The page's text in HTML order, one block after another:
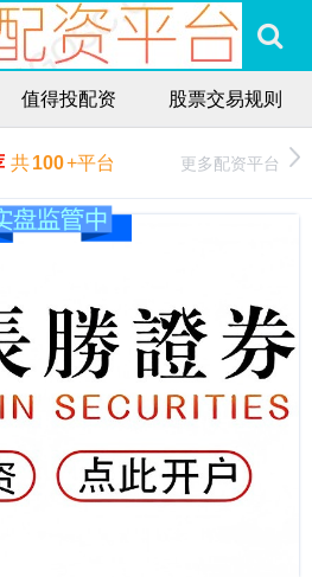
值得投配资 股票交易规则
共100+平台 更多配资平台